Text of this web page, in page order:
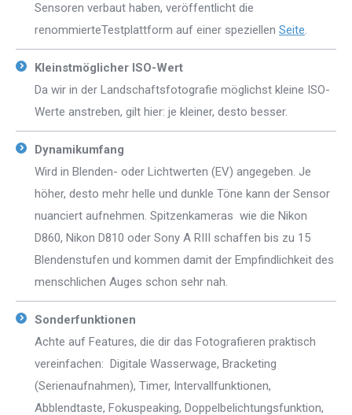
Sensoren verbaut haben, veröffentlicht die
renommierteTestplattform auf einer speziellen Seite.
Kleinstmöglicher ISO-Wert
Da wir in der Landschaftsfotografie möglichst kleine ISO-
Werte anstreben, gilt hier: je kleiner, desto besser.
Dynamikumfang
Wird in Blenden- oder Lichtwerten (EV) angegeben. Je
höher, desto mehr helle und dunkle Töne kann der Sensor
nuanciert aufnehmen. Spitzenkameras wie die Nikon
D860, Nikon D810 oder Sony A RIII schaffen bis zu 15
Blendenstufen und kommen damit der Empfindlichkeit des
menschlichen Auges schon sehr nah.
Sonderfunktionen
Achte auf Features, die dir das Fotografieren praktisch
vereinfachen: Digitale Wasserwage, Bracketing
(Serienaufnahmen), Timer, Intervallfunktionen,
Abblendtaste, Fokuspeaking, Doppelbelichtungsfunktion,